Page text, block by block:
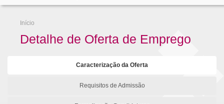
Início
Detalhe de Oferta de Emprego
Caracterização da Oferta
Requisitos de Admissão